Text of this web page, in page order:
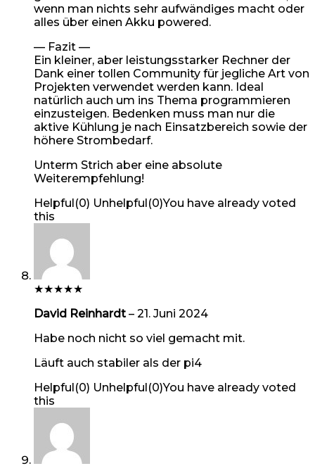
wenn man nichts sehr aufwändiges macht oder
alles über einen Akku powered.
— Fazit —
Ein kleiner, aber leistungsstarker Rechner der
Dank einer tollen Community für jegliche Art von
Projekten verwendet werden kann. Ideal
natürlich auch um ins Thema programmieren
einzusteigen. Bedenken muss man nur die
aktive Kühlung je nach Einsatzbereich sowie der
höhere Strombedarf.
Unterm Strich aber eine absolute
Weiterempfehlung!
Helpful(0) Unhelpful(0)You have already voted
this
★★★★★
David Reinhardt – 21. Juni 2024
Habe noch nicht so viel gemacht mit.
Läuft auch stabiler als der pi4
Helpful(0) Unhelpful(0)You have already voted
this